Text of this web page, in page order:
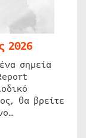
2026
σημεία
θα βρείτε